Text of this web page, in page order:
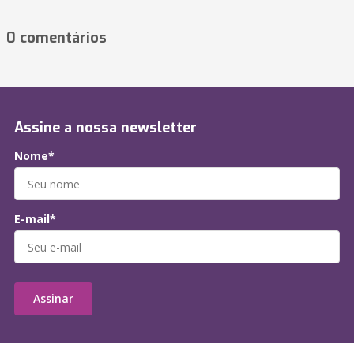
0 comentários
Assine a nossa newsletter
Nome*
E-mail*
Assinar